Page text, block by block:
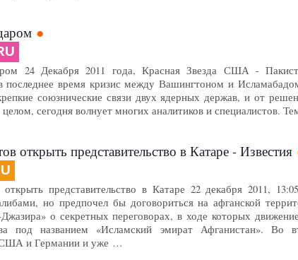
24 Декабря 2011 года, Красная Звезда США -
последнее время кризис между Вашингтоном и
союзнические связи двух ядерных держав, и от
сегодня волнует многих аналитиков и специалистов.
открыть представительство в Катаре - Известия
открыть представительство в Катаре 22 декабря 2011,
но предпочел бы договориться на афганской
Джазира» о секретных переговорах, в ходе которых
под названием «Исламский эмират Афганистан».
США и Германии и уже …